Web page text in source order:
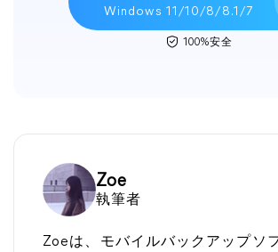
Windows 11/10/8/8.1/7
100%安全
Zoe
執筆者
Zoeは、モバイルバックアップソ